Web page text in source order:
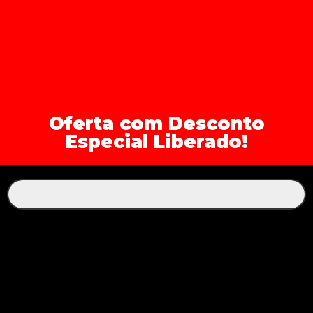
Oferta com Desconto
Especial Liberado!